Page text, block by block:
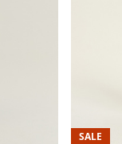
SALE